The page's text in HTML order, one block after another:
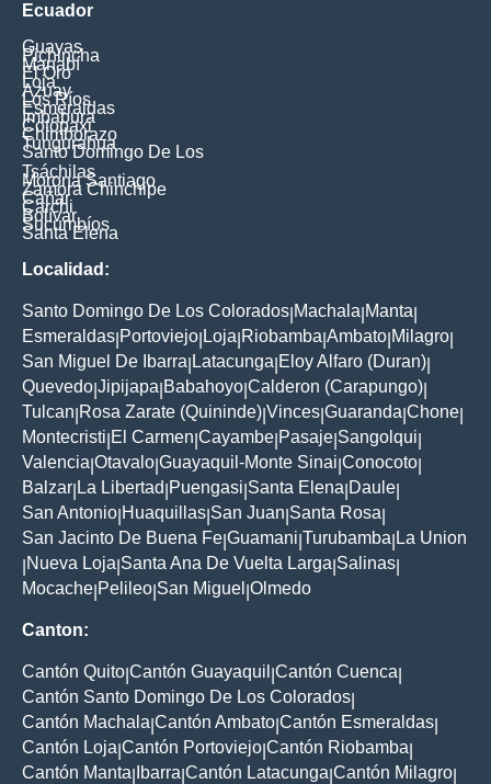
Ecuador
Guayas
Pichincha
Manabí
El Oro
Loja
Azuay
Los Ríos
Esmeraldas
Imbabura
Cotopaxi
Chimborazo
Tungurahua
Santo Domingo De Los
Tsáchilas
Morona Santiago
Zamora Chinchipe
Cañar
Carchi
Bolívar
Sucumbíos
Santa Elena
Localidad:
Santo Domingo De Los Colorados Machala Manta
Esmeraldas Portoviejo Loja Riobamba Ambato Milagro
San Miguel De Ibarra Latacunga Eloy Alfaro (Duran)
Quevedo Jipijapa Babahoyo Calderon (Carapungo)
Tulcan Rosa Zarate (Quininde) Vinces Guaranda Chone
Montecristi El Carmen Cayambe Pasaje Sangolqui
Valencia Otavalo Guayaquil-Monte Sinai Conocoto
Balzar La Libertad Puengasi Santa Elena Daule
San Antonio Huaquillas San Juan Santa Rosa
San Jacinto De Buena Fe Guamani Turubamba La Union
Nueva Loja Santa Ana De Vuelta Larga Salinas
Mocache Pelileo San Miguel Olmedo
Canton:
Cantón Quito Cantón Guayaquil Cantón Cuenca
Cantón Santo Domingo De Los Colorados
Cantón Machala Cantón Ambato Cantón Esmeraldas
Cantón Loja Cantón Portoviejo Cantón Riobamba
Cantón Manta
Ibarra Cantón Latacunga Cantón Milagro